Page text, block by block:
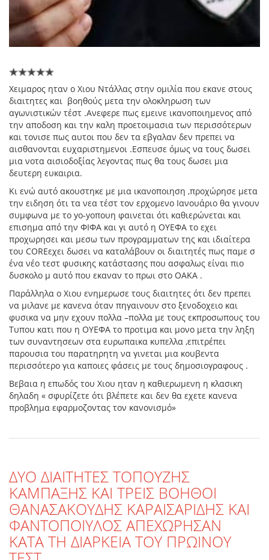
Xειμαρος ηταν ο Χιου Ντάλλας στην ομιλία που εκανε στους
διαιτητες και βοηθούς μετα την ολοκληρωση των
αγωνιστικών τέστ .Ανεφερε πως εμεινε ικανοποιημενος από
την αποδοση και την καλη προετοιμασια των περισσότερων
και τονισε πως αυτοι που δεν τα εβγαλαν δεν πρεπει να
αισθανονται ευχαριστημενοι .Εσπευσε όμως να τους δωσει
μια νοτα αισιοδοξίας λεγοντας πως θα τους δωσει μια
δευτερη ευκαιρια.
Κι ενώ αυτό ακουστηκε με μια ικανοποιηση ,προχώρησε μετα
την ειδηση ότι τα νεα τέστ τον ερχομενο Ιανουάριο θα γινουν
συμφωνα με το yo-yoπουη φαινεται ότι καθιερώνεται και
επισημα από την ΦΙΦΑ και γι αυτό η ΟΥΕΦΑ το εχει
προχωρησει και μεσω των προγραμματων της και ιδιαίτερα
του COREεχει δωσει να καταλάβουν οι διαιτητές πως παμε σ
ένα νέο τεστ φυσικης κατάστασης που ασφαλως είναι πιο
δυσκολο μ αυτό που εκαναν το πρωι στο ΟΑΚΑ .
Παράλληλα ο Χιου ενημερωσε τους διαιτητες ότι δεν πρεπει
να μιλανε με κανενα όταν πηγαινουν στο ξενοδοχειο και
φυσικα να μην εχουν πολλα –πολλα με τους εκπροσωπους του
Τυπου κατι που η ΟΥΕΦΑ το προτιμα και μονο μετα την ληξη
των συναντησεων στα ευρωπαικα κυπελλα ,επιτρέπει
παρουσια του παρατηρητη να γινεται μια κουβεντα
περισσότερο για καποιες φάσεις με τους δημοσιογραφους .
Βεβαια η επωδός του Χιου ηταν η καθιερωμενη η κλασικη
δηλαδη « σφυρίζετε ότι βλέπετε και δεν θα εχετε κανενα
προβλημα εφαρμοζοντας τον κανονισμό»
ΔΥΟ ΔΙΑΙΤΗΤΕΣ ΤΟΠΟΥΖΗΣ
ΚΑΜΠΑΞΗΣ ΚΑΙ ΤΡΕΙΣ ΒΟΗΘΟΙ
ΘΑΝΑΣΑΚΟΥΔΗΣ ΚΑΡΑΙΣΑΡΙΔΗΣ ΚΑΙ
ΦΑΝΤΟΠΟΙΥΛΟΣ ΑΠΕΧΩΡΗΣΑΝ
ΚΑΤΑ ΤΗ ΔΙΑΡΚΕΙΑ ΤΟΥ ΠΡΩΙΝΟΥ